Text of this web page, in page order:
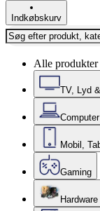
Indkøbskurv
Alle produkter
TV, Lyd
Mobil,
Gaming
Hardware